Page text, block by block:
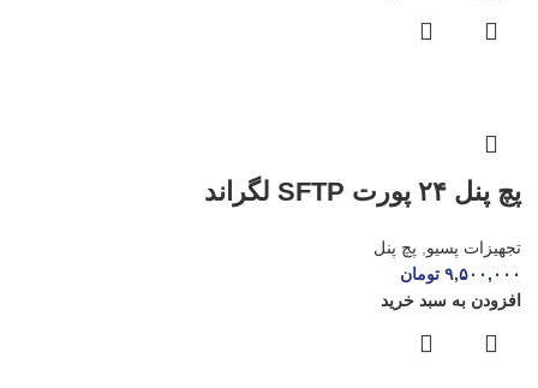
پچ پنل ۲۴ پورت SFTP لگراند
تجهیزات پسیو, پچ پنل
۹,۵۰۰,۰۰۰ تومان
افزودن به سبد خرید